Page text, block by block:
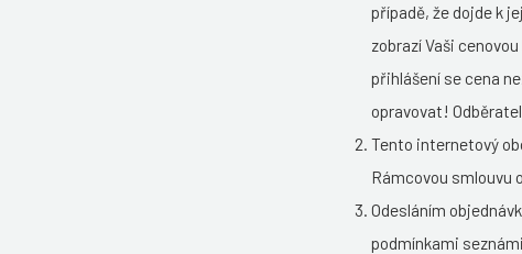
případě, že dojde k
zobrazí Vaši
přihlášení se cena
opravovat!
Tento internetový
Rámcovou smlouvu
Odesláním
podmínkami